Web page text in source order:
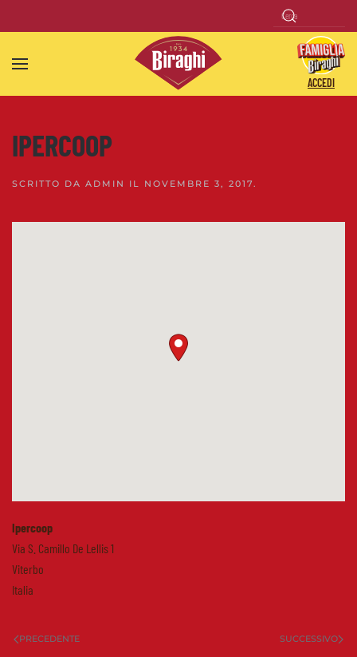
Skip to main content
ACCEDI
IPERCOOP
SCRITTO DA ADMIN IL NOVEMBRE 3, 2017.
Ipercoop
Via S. Camillo De Lellis 1
Viterbo
Italia
PRECEDENTE SUCCESSIVO